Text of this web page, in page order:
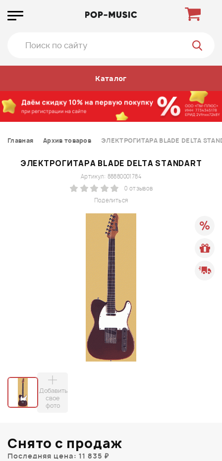
Каталог
Главная Архив товаров ЭЛЕКТРОГИТАРА BLADE DELTA
ЭЛЕКТРОГИТАРА BLADE DELTA STANDART
Поделиться
Артикул: 88880001784
0 отзывов
Добавить
свое
фото
Снято с продаж
Последняя цена: 11 835 ₽